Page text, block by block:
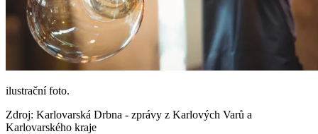
ilustrační foto.
Zdroj: Karlovarská Drbna - zprávy z Karlových Varů a
Karlovarského kraje